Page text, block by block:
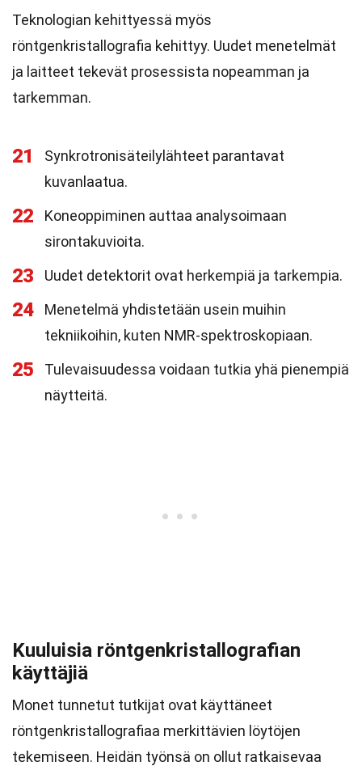
Teknologian kehittyessä myös
röntgenkristallografia kehittyy. Uudet menetelmät
ja laitteet tekevät prosessista nopeamman ja
tarkemman.
21
Synkrotronisäteilylähteet parantavat
kuvanlaatua.
22
Koneoppiminen auttaa analysoimaan
sirontakuvioita.
23 Uudet detektorit ovat herkempiä ja tarkempia.
24
Menetelmä yhdistetään usein muihin
tekniikoihin, kuten NMR-spektroskopiaan.
25
Tulevaisuudessa voidaan tutkia yhä pienempiä
näytteitä.
Kuuluisia röntgenkristallografian
käyttäjiä
Monet tunnetut tutkijat ovat käyttäneet
röntgenkristallografiaa merkittävien löytöjen
tekemiseen. Heidän työnsä on ollut ratkaisevaa